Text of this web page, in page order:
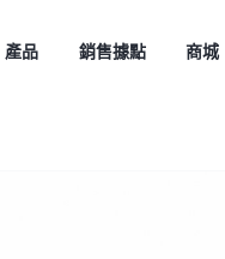
產品 銷售據點 商城